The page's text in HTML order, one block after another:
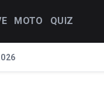
MOTO QUIZ